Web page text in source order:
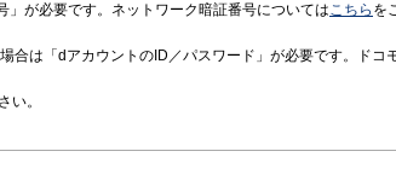
」が必要です。ネットワーク暗証番号についてはこちら を
合は「dアカウントのID／パスワード」が必要です。ドコ
い。